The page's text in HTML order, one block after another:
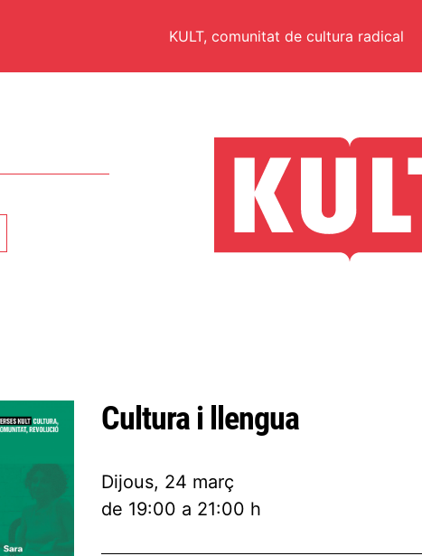
KULT, comunitat de cultura radical
Cultura i llengua
Dijous, 24 març
de 19:00 a 21:00 h